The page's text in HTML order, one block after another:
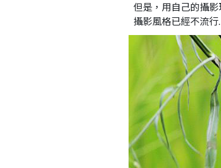
但是，用自己的攝
攝影風格已經不流